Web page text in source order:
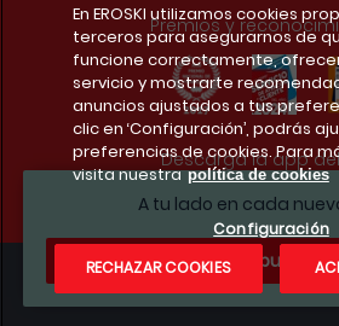
A tu lado en cada
¿Te apuntas?
Premios y
Descarga la app
Condiciones legales
En EROSKI utilizamos cookies
terceros para asegurarnos de
funcione correctamente,
servicio y mostrarte
anuncios ajustados a tus
clic en ‘Configuración’, podrás
preferencias de cookies. Para
visita nuestra política de cookies
Configuración
RECHAZAR COOKIES